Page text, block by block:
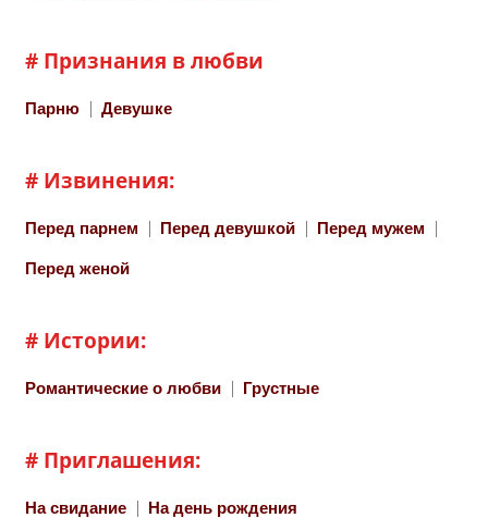
# Признания в любви
Парню Девушке
# Извинения:
Перед парнем Перед девушкой Перед мужем
Перед женой
# Истории:
Романтические о любви Грустные
# Приглашения:
На свидание На день рождения